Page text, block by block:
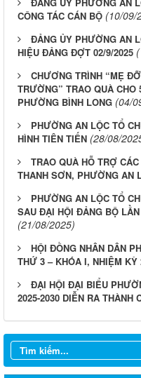
CÔNG TÁC CÁN BỘ (10/09/
ĐẢNG ỦY PHƯỜNG AN
HIỆU ĐẢNG ĐỢT 02/9/2025
CHƯƠNG TRÌNH “MẸ
TRƯỜNG” TRAO QUÀ
PHƯỜNG BÌNH LONG (04/
PHƯỜNG AN LỘC TỔ
HÌNH TIÊN TIẾN (28/08/
TRAO QUÀ HỖ TRỢ
THANH SƠN, PHƯỜNG AN
PHƯỜNG AN LỘC TỔ
SAU ĐẠI HỘI ĐẢNG BỘ
(21/08/2025)
HỘI ĐỒNG NHÂN DÂN
THỨ 3 – KHÓA I, NHIỆM KỲ
ĐẠI HỘI ĐẠI BIỂU
2025-2030 DIỄN RA THÀNH